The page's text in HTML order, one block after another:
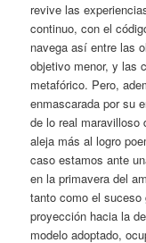
revive las
continuo, con el
navega así entre las
objetivo menor, y las
metafórico. Pero,
enmascarada por su
de lo real
aleja más al logro
caso estamos ante
en la primavera del
tanto como el
proyección hacia la
modelo adoptado,